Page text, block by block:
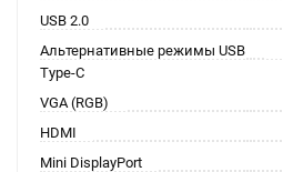
USB 2.0
Альтернативные режимы USB
Type-C
VGA (RGB)
HDMI
Mini DisplayPort